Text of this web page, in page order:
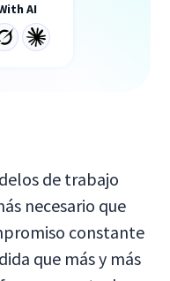
AI
de trabajo
necesario que
constante
que más y más